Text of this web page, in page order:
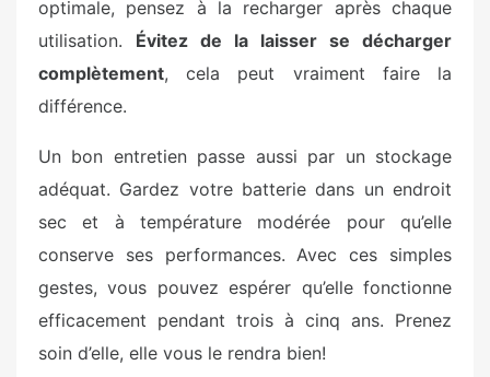
optimale, pensez à la recharger après chaque
utilisation. Évitez de la laisser se décharger
complètement, cela peut vraiment faire la
différence.
Un bon entretien passe aussi par un stockage
adéquat. Gardez votre batterie dans un endroit
sec et à température modérée pour qu’elle
conserve ses performances. Avec ces simples
gestes, vous pouvez espérer qu’elle fonctionne
efficacement pendant trois à cinq ans. Prenez
soin d’elle, elle vous le rendra bien!